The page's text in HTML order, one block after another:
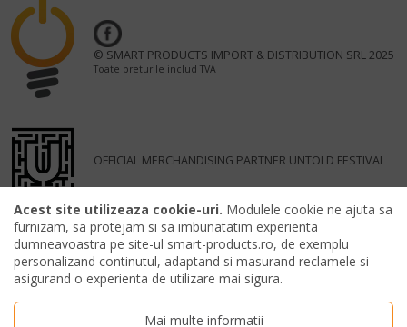
© SMART PRODUCTS IMPORT & DISTRIBUTION SRL 2025
Toate preturile includ TVA
OFFICIAL MERCHANDISING PARTNER UNTOLD FESTIVAL
Acest site utilizeaza cookie-uri. Modulele cookie ne ajuta sa
furnizam, sa protejam si sa imbunatatim experienta
dumneavoastra pe site-ul smart-products.ro, de exemplu
personalizand continutul, adaptand si masurand reclamele si
asigurand o experienta de utilizare mai sigura.
Mai multe informatii